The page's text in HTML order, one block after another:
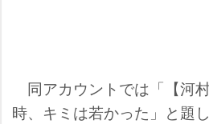
同アカウントでは「【河
時、キミは若かった」と題